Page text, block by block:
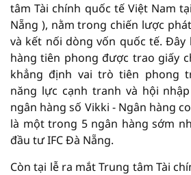
tâm Tài chính quốc tế Việt Nam
Nẵng ), nằm trong chiến lược
và kết nối dòng vốn quốc tế.
hàng tiên phong được trao giấy
khẳng định vai trò tiên phong
năng lực cạnh tranh và hội
ngân hàng số Vikki - Ngân hàng
là một trong 5 ngân hàng sớm
đầu tư IFC Đà Nẵng.
Còn tại lễ ra mắt Trung tâm Tài